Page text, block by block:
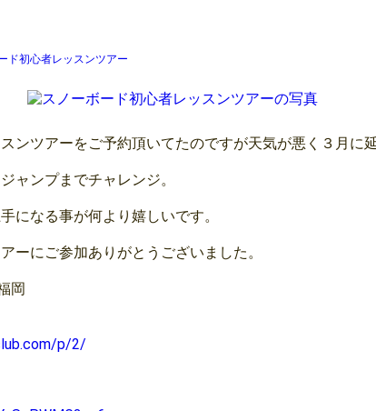
ド初心者レッスンツアー
ンツアーをご予約頂いてたのですが天気が悪く３月に
ャンプまでチャレンジ。
になる事が何より嬉しいです。
ーにご参加ありがとうございました。
岡
p/2/